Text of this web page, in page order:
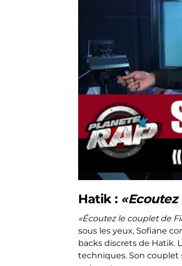
Hatik :
«Écoutez le couplet de
sous les yeux, Sofiane
backs discrets de Hatik.
techniques. Son couplet